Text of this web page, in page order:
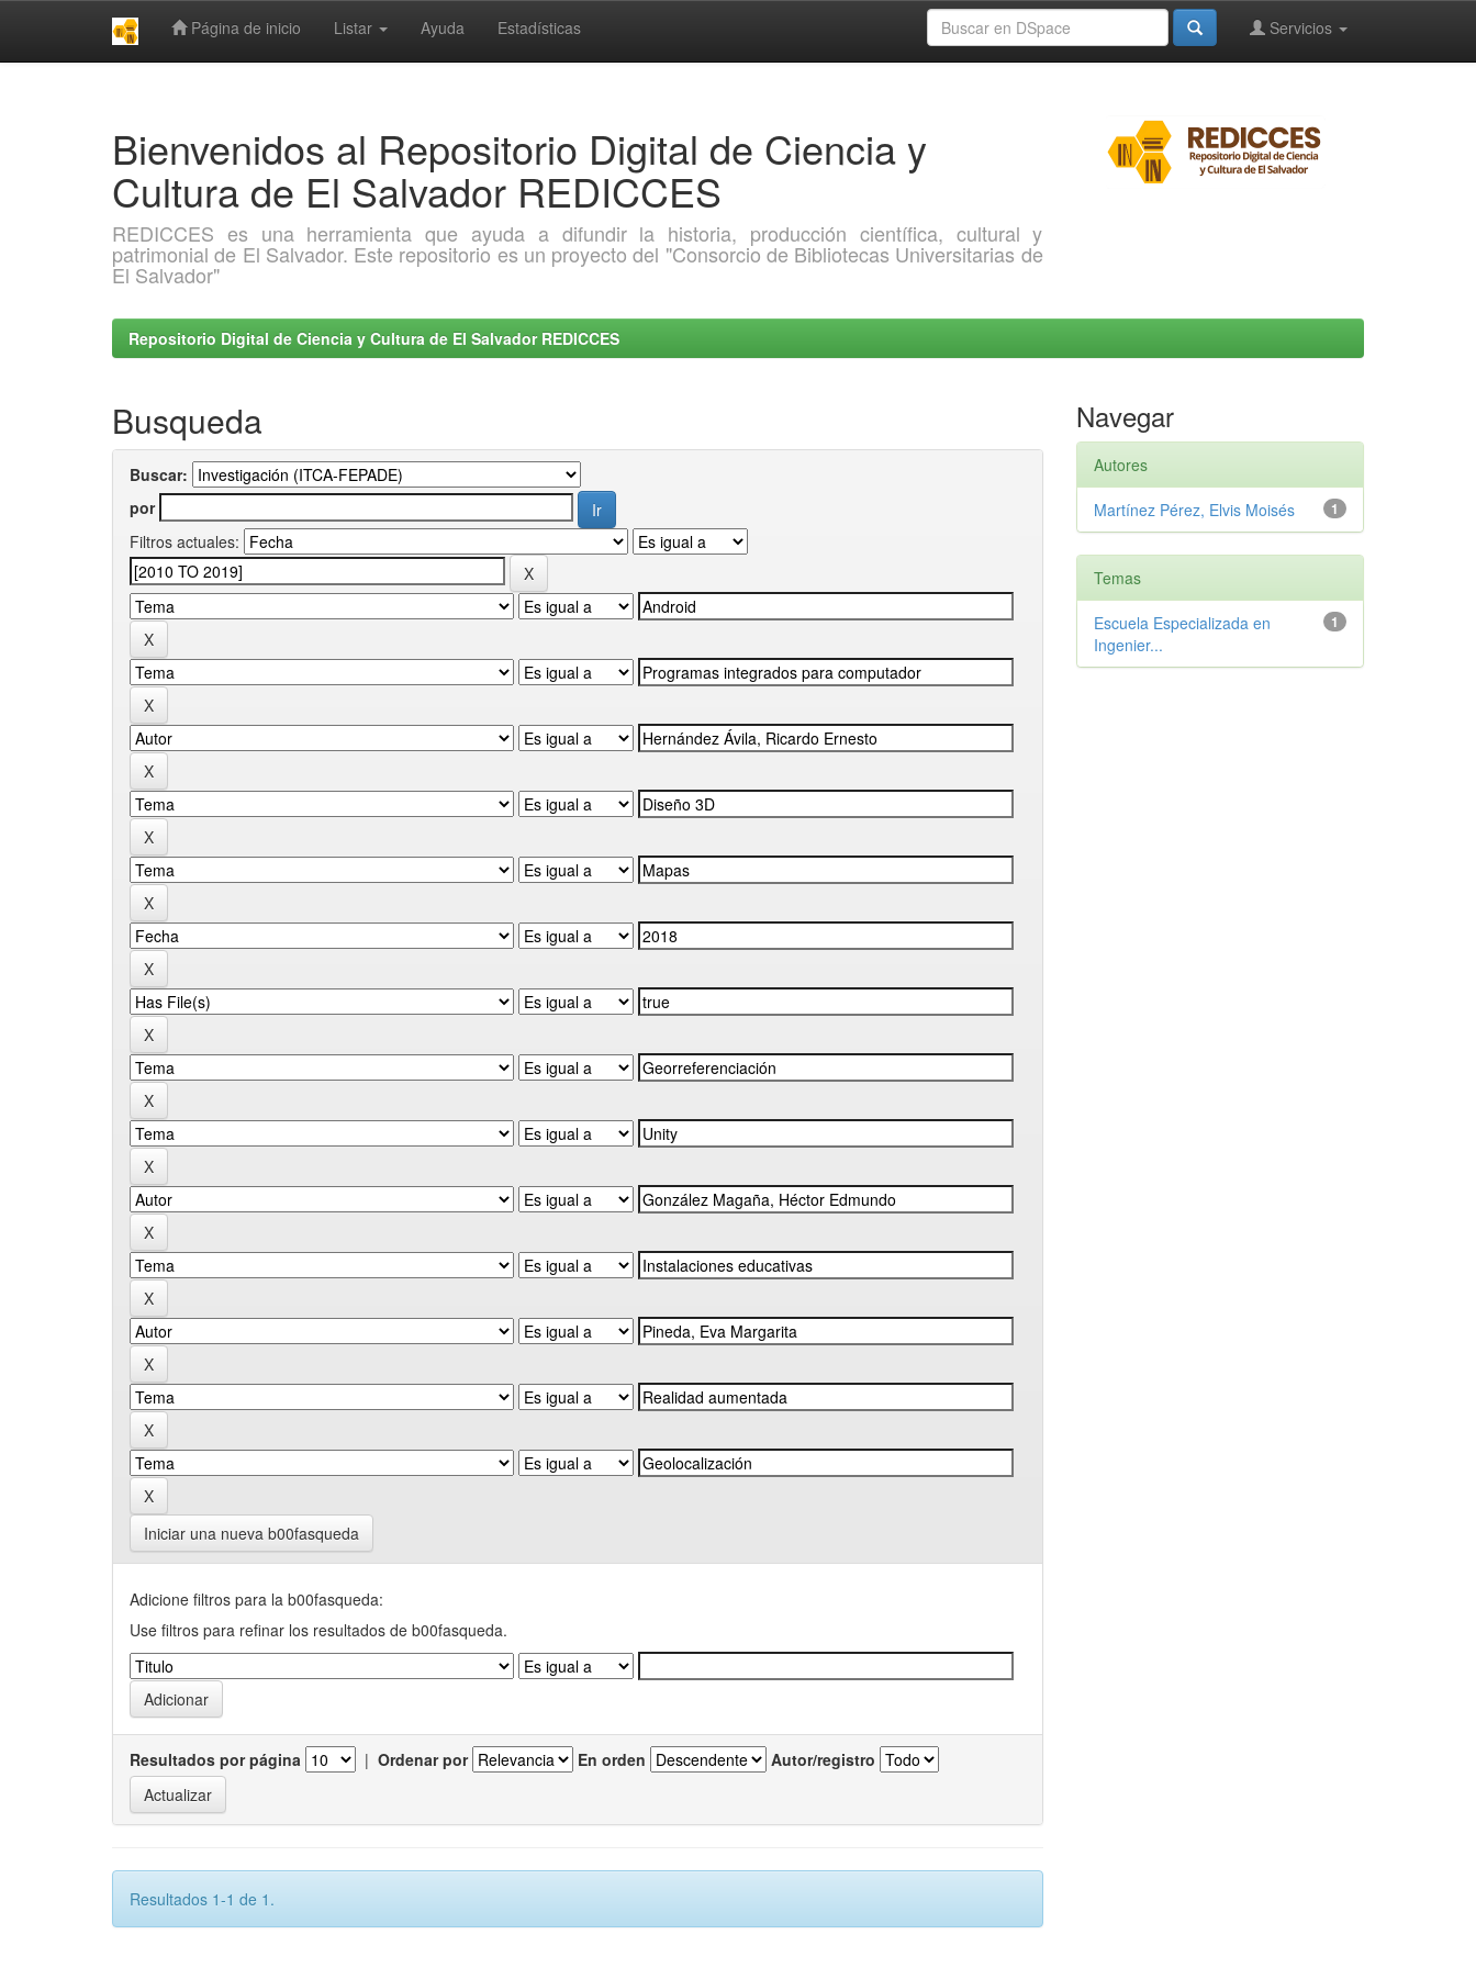
Página de inicio Listar Ayuda Estadísticas Servicios
Bienvenidos al Repositorio Digital de Ciencia y
Cultura de El Salvador REDICCES
REDICCES es una herramienta que ayuda a difundir la historia, producción científica, cultural y
patrimonial de El Salvador. Este repositorio es un proyecto del "Consorcio de Bibliotecas Universitarias de
El Salvador"
Repositorio Digital de Ciencia y Cultura de El Salvador REDICCES
Busqueda
Buscar:
por
Filtros actuales:
Iniciar una nueva b00fasqueda
Adicione filtros para la b00fasqueda:
Use filtros para refinar los resultados de b00fasqueda.
Resultados por página | Ordenar por En orden Autor/registro
Resultados 1-1 de 1.
Navegar
Autores
1
Martínez Pérez, Elvis Moisés
Temas
1
Escuela Especializada en
Ingenier...